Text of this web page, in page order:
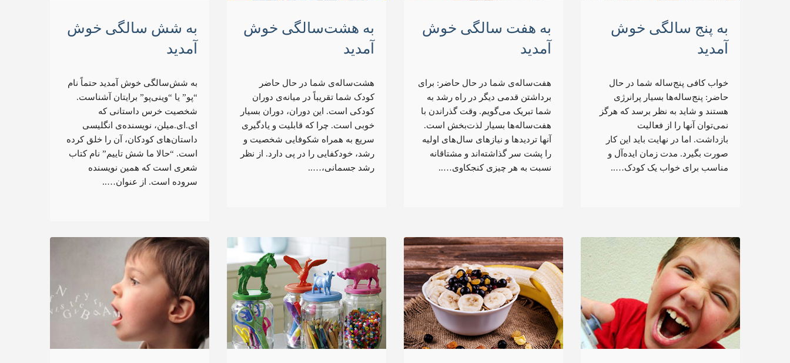
به پنج سالگی خوش
آمدید
خواب کافی پنج‌ساله شما در حال
حاضر: پنج‌ساله‌ها بسیار پرانرژی
هستند و شاید به نظر برسد که هرگز
نمی‌توان آنها را از فعالیت
بازداشت. اما در نهایت باید این کار
صورت بگیرد. مدت زمان ایده‌آل و
مناسب برای خواب یک کودک…..
به هفت سالگی خوش
آمدید
هفت‌ساله‌ی شما در حال حاضر: برای
برداشتن قدمی دیگر در راه رشد به
شما تبریک می‌گویم. وقت گذراندن با
هفت‌ساله‌ها بسیار لذت‌بخش است.
آنها تردیدها و نیازهای سال‌های اولیه
را پشت سر گذاشته‌اند و مشتاقانه
نسبت به هر چیزی کنجکاوی…..
به هشت‌سالگی خوش
آمدید
هشت‌ساله‌ی شما در حال حاضر
کودک شما تقریباً در میانه‌ی دوران
کودکی است. این دوران، دوران بسیار
خوبی است. چرا که قابلیت و یادگیری
سریع به همراه شکوفایی شخصیت و
رشد، خودکفایی را در پی دارد. از نظر
رشد جسمانی،…..
به شش سالگی خوش
آمدید
به شش‌سالگی خوش آمدید حتماً نام
“پو” یا “وینی‌پو” برایتان آشناست.
شخصیت خرس داستانی که
ای.ای.میلن، نویسنده‌ی انگلیسی
داستان‌های کودکان، آن را خلق کرده
است. “حالا ما شش تاییم” نام کتاب
شعری است که همین نویسنده
سروده است. از عنوان…..